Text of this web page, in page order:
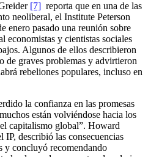
[7] reporta que en una de las
neoliberal, el Institute Peterson
enero pasado una reunión sobre
economistas y cientistas sociales
Algunos de ellos describieron
de graves problemas y advirtieron
rebeliones populares, incluso en
la confianza en las promesas
están volviéndose hacia los
capitalismo global”. Howard
describió las consecuencias
y concluyó recomendando